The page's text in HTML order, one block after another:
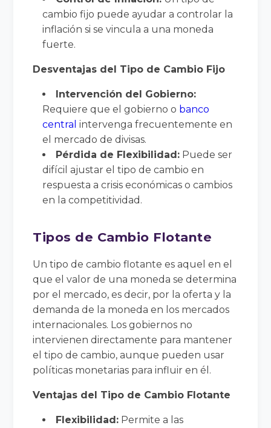
cambio fijo puede ayudar a controlar la
inflación si se vincula a una moneda
fuerte.
Desventajas del Tipo de Cambio Fijo
Intervención del Gobierno:
Requiere que el gobierno o banco
central intervenga frecuentemente en
el mercado de divisas.
Pérdida de Flexibilidad: Puede ser
difícil ajustar el tipo de cambio en
respuesta a crisis económicas o cambios
en la competitividad.
Tipos de Cambio Flotante
Un tipo de cambio flotante es aquel en el
que el valor de una moneda se determina
por el mercado, es decir, por la oferta y la
demanda de la moneda en los mercados
internacionales. Los gobiernos no
intervienen directamente para mantener
el tipo de cambio, aunque pueden usar
políticas monetarias para influir en él.
Ventajas del Tipo de Cambio Flotante
Flexibilidad: Permite a las